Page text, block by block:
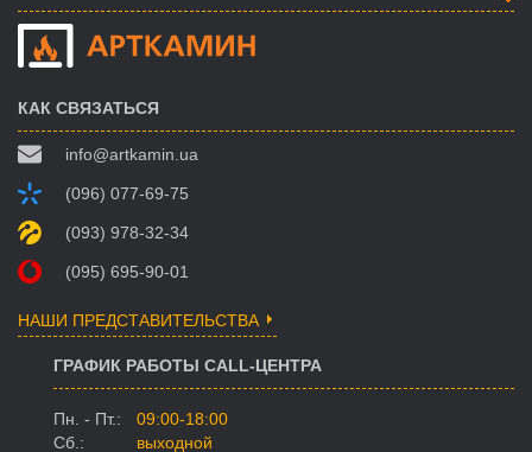
КАК СВЯЗАТЬСЯ
info@artkamin.ua
(096) 077-69-75
(093) 978-32-34
(095) 695-90-01
НАШИ ПРЕДСТАВИТЕЛЬСТВА
ГРАФИК РАБОТЫ CALL-ЦЕНТРА
Пн. - Пт.:
09:00-18:00
Сб.:
выходной